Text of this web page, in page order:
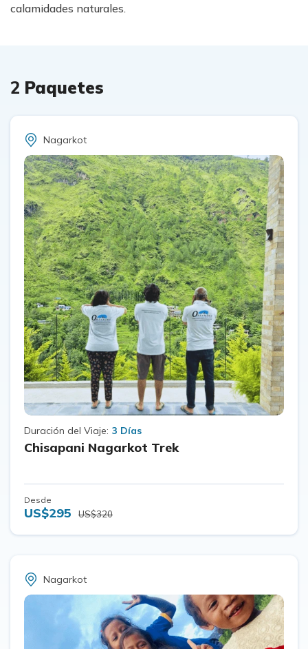
calamidades naturales.
2 Paquetes
Nagarkot
Duración del Viaje: 3 Días
Chisapani Nagarkot Trek
Desde
US$295 US$320
Nagarkot